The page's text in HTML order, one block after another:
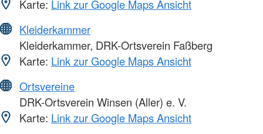
Karte: Link zur Google Maps Ansicht
Kleiderkammer
Kleiderkammer, DRK-Ortsverein Faßberg
Karte: Link zur Google Maps Ansicht
Ortsvereine
DRK-Ortsverein Winsen (Aller) e. V.
Karte: Link zur Google Maps Ansicht